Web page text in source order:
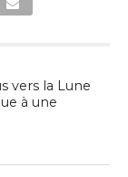
vers la Lune
à une